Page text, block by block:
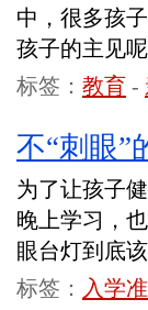
中，很多孩
孩子的主见呢
标签： 教育 -
不“刺眼”
为了让孩子
晚上学习，
眼台灯到底
标签： 入学